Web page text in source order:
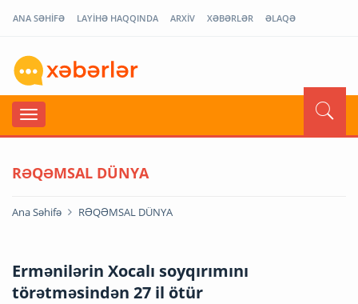
ANA SƏHİFƏ LAYİHƏ HAQQINDA ARXİV XƏBƏRLƏR ƏLAQƏ
RƏQƏMSAL DÜNYA
Ana Səhifə RƏQƏMSAL DÜNYA
Ermənilərin Xocalı soyqırımını
törətməsindən 27 il ötür